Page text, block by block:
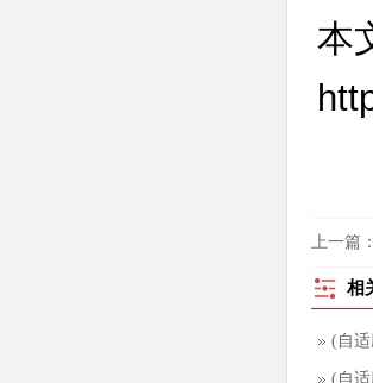
本
上一篇
相
(自